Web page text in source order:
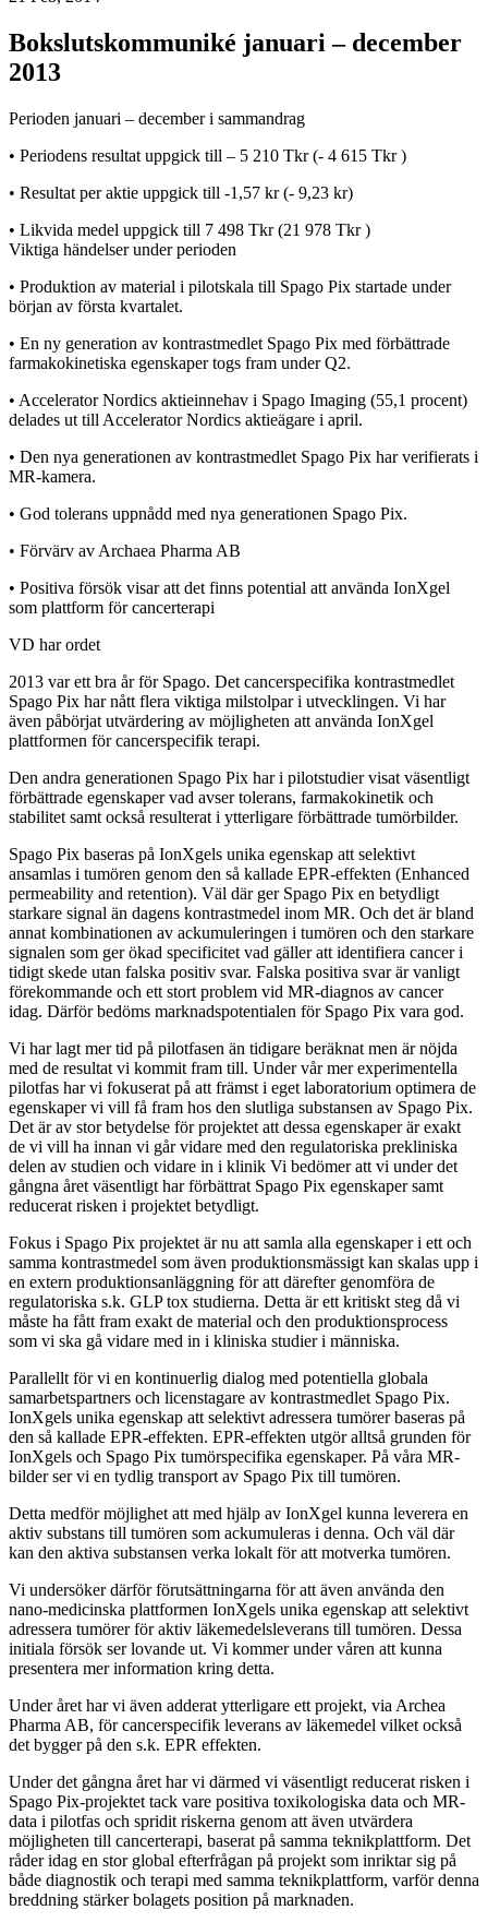
Bokslutskommuniké januari – december
2013
Perioden januari – december i sammandrag
• Periodens resultat uppgick till – 5 210 Tkr (- 4 615 Tkr )
• Resultat per aktie uppgick till -1,57 kr (- 9,23 kr)
• Likvida medel uppgick till 7 498 Tkr (21 978 Tkr )
Viktiga händelser under perioden
• Produktion av material i pilotskala till Spago Pix startade under
början av första kvartalet.
• En ny generation av kontrastmedlet Spago Pix med förbättrade
farmakokinetiska egenskaper togs fram under Q2.
• Accelerator Nordics aktieinnehav i Spago Imaging (55,1 procent)
delades ut till Accelerator Nordics aktieägare i april.
• Den nya generationen av kontrastmedlet Spago Pix har verifierats i
MR-kamera.
• God tolerans uppnådd med nya generationen Spago Pix.
• Förvärv av Archaea Pharma AB
• Positiva försök visar att det finns potential att använda IonXgel
som plattform för cancerterapi
VD har ordet
2013 var ett bra år för Spago. Det cancerspecifika kontrastmedlet
Spago Pix har nått flera viktiga milstolpar i utvecklingen. Vi har
även påbörjat utvärdering av möjligheten att använda IonXgel
plattformen för cancerspecifik terapi.
Den andra generationen Spago Pix har i pilotstudier visat väsentligt
förbättrade egenskaper vad avser tolerans, farmakokinetik och
stabilitet samt också resulterat i ytterligare förbättrade tumörbilder.
Spago Pix baseras på IonXgels unika egenskap att selektivt
ansamlas i tumören genom den så kallade EPR-effekten (Enhanced
permeability and retention). Väl där ger Spago Pix en betydligt
starkare signal än dagens kontrastmedel inom MR. Och det är bland
annat kombinationen av ackumuleringen i tumören och den starkare
signalen som ger ökad specificitet vad gäller att identifiera cancer i
tidigt skede utan falska positiv svar. Falska positiva svar är vanligt
förekommande och ett stort problem vid MR-diagnos av cancer
idag. Därför bedöms marknadspotentialen för Spago Pix vara god.
Vi har lagt mer tid på pilotfasen än tidigare beräknat men är nöjda
med de resultat vi kommit fram till. Under vår mer experimentella
pilotfas har vi fokuserat på att främst i eget laboratorium optimera de
egenskaper vi vill få fram hos den slutliga substansen av Spago Pix.
Det är av stor betydelse för projektet att dessa egenskaper är exakt
de vi vill ha innan vi går vidare med den regulatoriska prekliniska
delen av studien och vidare in i klinik Vi bedömer att vi under det
gångna året väsentligt har förbättrat Spago Pix egenskaper samt
reducerat risken i projektet betydligt.
Fokus i Spago Pix projektet är nu att samla alla egenskaper i ett och
samma kontrastmedel som även produktionsmässigt kan skalas upp i
en extern produktionsanläggning för att därefter genomföra de
regulatoriska s.k. GLP tox studierna. Detta är ett kritiskt steg då vi
måste ha fått fram exakt de material och den produktionsprocess
som vi ska gå vidare med in i kliniska studier i människa.
Parallellt för vi en kontinuerlig dialog med potentiella globala
samarbetspartners och licenstagare av kontrastmedlet Spago Pix.
IonXgels unika egenskap att selektivt adressera tumörer baseras på
den så kallade EPR-effekten. EPR-effekten utgör alltså grunden för
IonXgels och Spago Pix tumörspecifika egenskaper. På våra MR-
bilder ser vi en tydlig transport av Spago Pix till tumören.
Detta medför möjlighet att med hjälp av IonXgel kunna leverera en
aktiv substans till tumören som ackumuleras i denna. Och väl där
kan den aktiva substansen verka lokalt för att motverka tumören.
Vi undersöker därför förutsättningarna för att även använda den
nano-medicinska plattformen IonXgels unika egenskap att selektivt
adressera tumörer för aktiv läkemedelsleverans till tumören. Dessa
initiala försök ser lovande ut. Vi kommer under våren att kunna
presentera mer information kring detta.
Under året har vi även adderat ytterligare ett projekt, via Archea
Pharma AB, för cancerspecifik leverans av läkemedel vilket också
det bygger på den s.k. EPR effekten.
Under det gångna året har vi därmed vi väsentligt reducerat risken i
Spago Pix-projektet tack vare positiva toxikologiska data och MR-
data i pilotfas och spridit riskerna genom att även utvärdera
möjligheten till cancerterapi, baserat på samma teknikplattform. Det
råder idag en stor global efterfrågan på projekt som inriktar sig på
både diagnostik och terapi med samma teknikplattform, varför denna
breddning stärker bolagets position på marknaden.